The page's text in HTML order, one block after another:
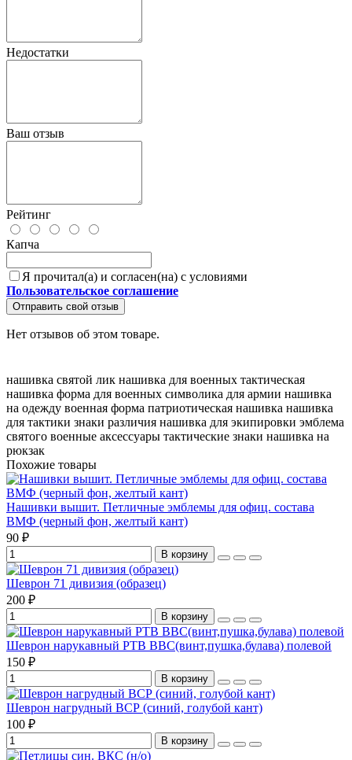
Недостатки
Ваш отзыв
Рейтинг
Капча
Я прочитал(а) и согласен(на) с условиями
Пользовательское соглашение
Отправить свой отзыв
Нет отзывов об этом товаре.
нашивка святой лик нашивка для военных тактическая
нашивка форма для военных символика для армии нашивка
на одежду военная форма патриотическая нашивка нашивка
для тактики знаки различия нашивка для экипировки эмблема
святого военные аксессуары тактические знаки нашивка на
рюкзак
Похожие товары
Нашивки вышит. Петличные эмблемы для офиц. состава
ВМФ (черный фон, желтый кант)
90 ₽
В корзину
Шеврон 71 дивизия (образец)
200 ₽
В корзину
Шеврон нарукавный РТВ ВВС(винт,пушка,булава) полевой
150 ₽
В корзину
Шеврон нагрудный ВСР (синий, голубой кант)
100 ₽
В корзину